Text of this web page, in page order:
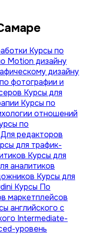
Курсы по
Motion дизайну
дизайну
фотографии и
Курсы для
Курсы по
отношений
по
редакторов
для трафик-
Курсы для
аналитиков
Курсы для
Курсы По
маркетплейсов
английского с
Intermediate-
уровень